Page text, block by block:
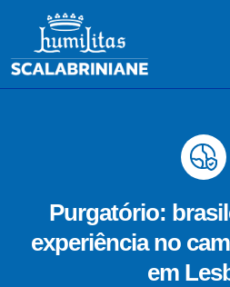
Purgatório:
experiência no
em